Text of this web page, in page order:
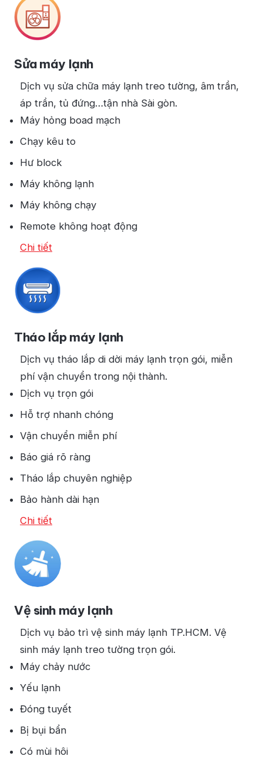
Sửa máy lạnh
Dịch vụ sửa chữa máy lạnh treo tường, âm trần,
áp trần, tủ đứng…tận nhà Sài gòn.
Máy hỏng boad mạch
Chạy kêu to
Hư block
Máy không lạnh
Máy không chạy
Remote không hoạt động
Chi tiết
Tháo lắp máy lạnh
Dịch vụ tháo lắp di dời máy lạnh trọn gói, miễn
phí vận chuyển trong nội thành.
Dịch vụ trọn gói
Hỗ trợ nhanh chóng
Vận chuyển miễn phí
Báo giá rõ ràng
Tháo lắp chuyên nghiệp
Bảo hành dài hạn
Chi tiết
Vệ sinh máy lạnh
Dịch vụ bảo trì vệ sinh máy lạnh TP.HCM. Vệ
sinh máy lạnh treo tường trọn gói.
Máy chảy nước
Yếu lạnh
Đóng tuyết
Bị bụi bẩn
Có mùi hôi